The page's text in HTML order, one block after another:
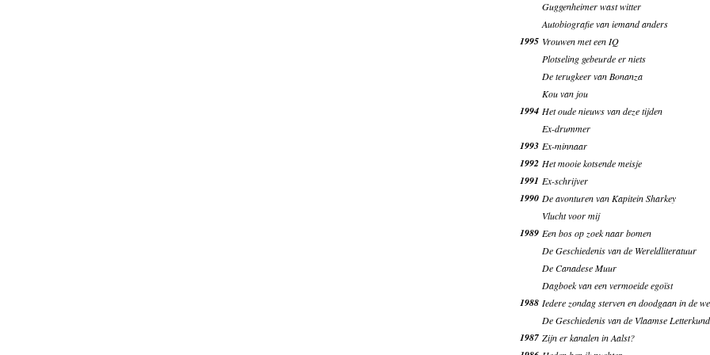
Guggenheimer wast witter
Autobiografie van iemand anders
1995 Vrouwen met een IQ
Plotseling gebeurde er niets
De terugkeer van Bonanza
Kou van jou
1994 Het oude nieuws van deze tijden
Ex-drummer
1993 Ex-minnaar
1992 Het mooie kotsende meisje
1991 Ex-schrijver
1990 De avonturen van Kapitein Sharkey
Vlucht voor mij
1989 Een bos op zoek naar bomen
De Geschiedenis van de Wereldliteratuur
De Canadese Muur
Dagboek van een vermoeide egoïst
1988 Iedere zondag sterven en doodgaan in de
De Geschiedenis van de Vlaamse
1987 Zijn er kanalen in Aalst?